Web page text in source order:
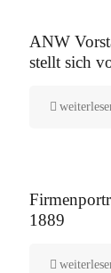
ANW
stellt sich
1889